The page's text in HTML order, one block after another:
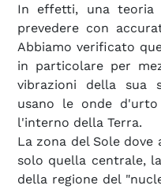
In effetti, una teoria
prevedere con
Abbiamo verificato
in particolare per
vibrazioni della sua
usano le onde
l'interno della Terra.
La zona del Sole dove
solo quella centrale,
della regione del